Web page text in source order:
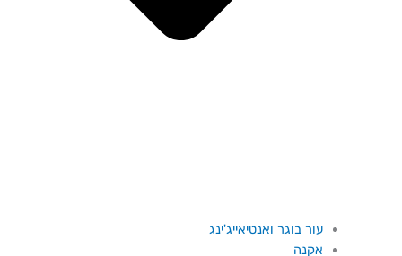
עור בוגר ואנטיאייג'ינג
אקנה